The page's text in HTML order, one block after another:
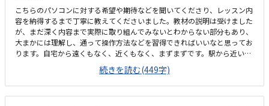
こちらのパソコンに対する希望や期待などを聞いてくださり、レッスン内
容を納得するまで丁寧に教えてくださいました。教材の説明は受けました
が、まだ深く内容まで実際に取り組んでみないとわからない部分もあり、
大まかには理解し、通って操作方法などを習得できればいいなと思ってお
ります。自宅から遠くもなく、近くもなく、まずまずです。駅から近いの
で、送迎の際の車や自転車の置き場に少し困ります。部屋は明るいです
が、何となく窮屈な感じもしました。体験の際に生徒さんが2人しかいら
っしゃいませんでしたが、全てのパソコンに生徒さんが受講していると、
少し密ではないかと、心配な気持ちもいたしました。金額は普通だと思い
続きを読む(449字)